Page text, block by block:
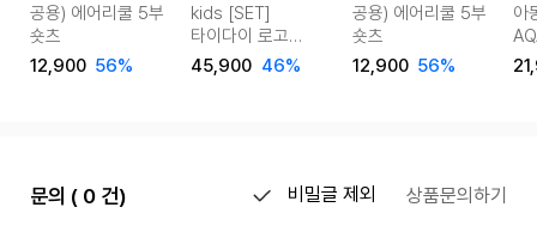
공용) 에어리쿨 5부
숏츠
12,900 56%
kids [SET]
타이다이 로고
맨투맨&스트링 팬츠
셋업 2color
45,900 46%
공용) 에어리쿨 5부
숏츠
12,900 56%
아
반
문의 ( 0 건) 비밀글 제외 상품문의하기